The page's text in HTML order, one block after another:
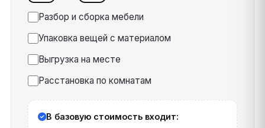
Разбор и сборка мебели
Упаковка вещей с материалом
Выгрузка на месте
Расстановка по комнатам
В базовую стоимость входит: